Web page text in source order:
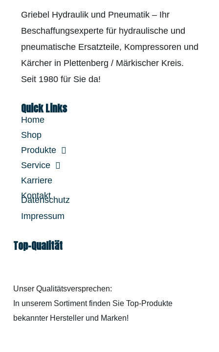
Top-Qualität
Unser Qualitätsversprechen:
In unserem Sortiment finden Sie Top-Produkte
bekannter Hersteller und Marken!
Quick Links
Home
Shop
Produkte
Service
Karriere
Kontakt
Datenschutz
Impressum
Griebel Hydraulik und Pneumatik – Ihr
Beschaffungsexperte für hydraulische und
pneumatische Ersatzteile, Kompressoren und
Kärcher in Plettenberg / Märkischer Kreis.
Seit 1980 für Sie da!